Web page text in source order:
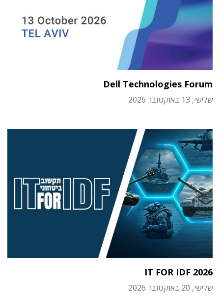
Dell Technologies Forum
שלישי, 13 באוקטובר 2026
IT FOR IDF 2026
שלישי, 20 באוקטובר 2026